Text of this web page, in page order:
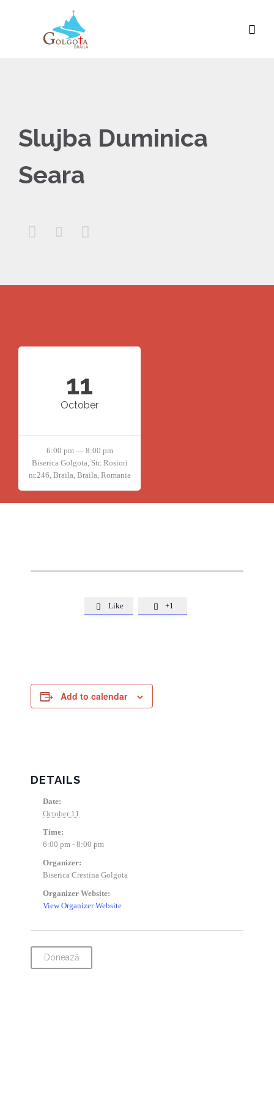

Slujba Duminica
Seara
  
11
October
6:00 pm — 8:00 pm
Biserica Golgota, Str. Rosiori
nr.246, Braila, Braila, Romania
 Like  +1
Add to calendar
DETAILS
Date:
October 11
Time:
6:00 pm - 8:00 pm
Organizer:
Biserica Crestina Golgota
Organizer Website:
View Organizer Website
Donează